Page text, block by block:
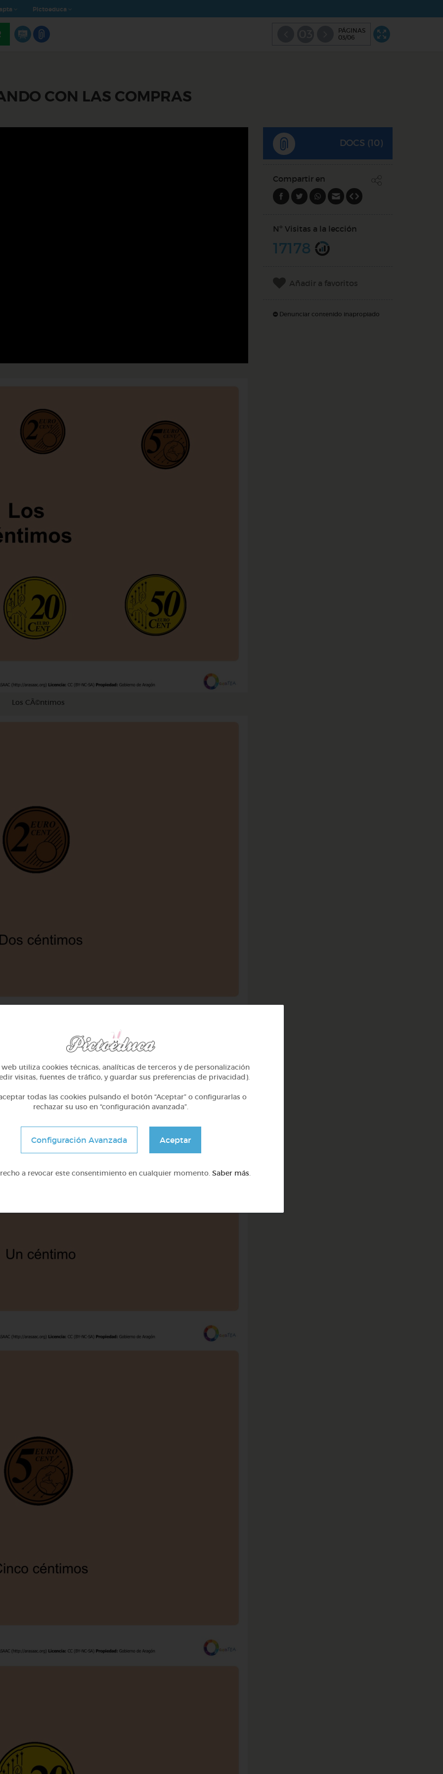
Pictoeduca
PÁGINAS
03/06
CON LAS COMPRAS
Los CÃ©ntimos
DOCS (10)
Compartir en
Nº Visitas a la lección
17178
Añadir a favoritos
Denunciar contenido inapropiado
web utiliza cookies técnicas, analíticas de terceros y de personalización
visitas, fuentes de tráfico, y guardar sus preferencias de privacidad).
todas las cookies pulsando el botón “Aceptar” o configurarlas o
rechazar su uso en “configuración avanzada”.
Configuración Avanzada Aceptar
a revocar este consentimiento en cualquier momento. Saber más.